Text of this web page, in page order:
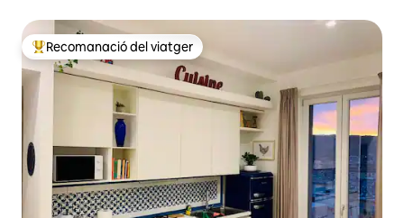
Principals recomanacions dels viatgers
Recomanació del viatger